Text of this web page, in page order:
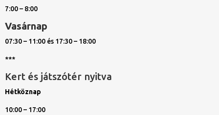
7:00 – 8:00
Vasárnap
07:30 – 11:00 és 17:30 – 18:00
***
Kert és játszótér nyitva
Hétköznap
10:00 – 17:00